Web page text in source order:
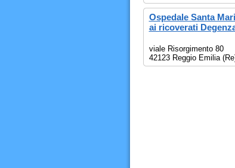
Ospedale Santa
ai ricoverati
viale Risorgimento 80
42123 Reggio Emilia